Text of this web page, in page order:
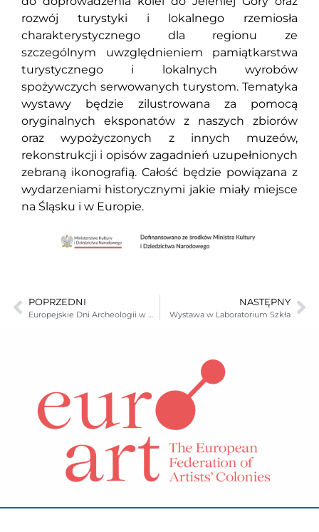
rozwój turystyki i lokalnego rzemiosła
charakterystycznego dla regionu ze
szczególnym uwzględnieniem pamiątkarstwa
turystycznego i lokalnych wyrobów
spożywczych serwowanych turystom. Tematyka
wystawy będzie zilustrowana za pomocą
oryginalnych eksponatów z naszych zbiorów
oraz wypożyczonych z innych muzeów,
rekonstrukcji i opisów zagadnień uzupełnionych
zebraną ikonografią. Całość będzie powiązana z
wydarzeniami historycznymi jakie miały miejsce
na Śląsku i w Europie.
POPRZEDNI NASTĘPNY
Wystawa w Laboratorium Szkła